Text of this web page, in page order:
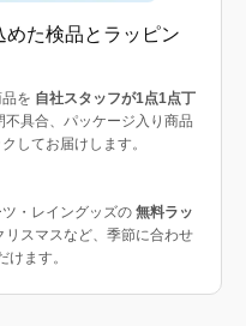
めた検品とラッピン
を 自社スタッフが1点1点丁
具合、パッケージ入り商品
してお届けします。
・レイングッズの 無料ラッ
スマスなど、季節に合わせ
ます。